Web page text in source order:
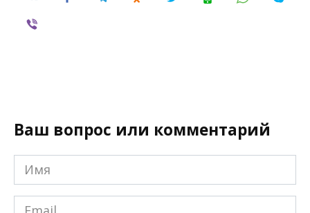
Ваш вопрос или комментарий
Имя
*
Email